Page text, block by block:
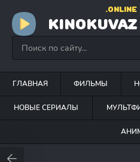
KINOKUVAZ
.ONLINE
ГЛАВНАЯ ФИЛЬМЫ
НОВЫЕ СЕРИАЛЫ